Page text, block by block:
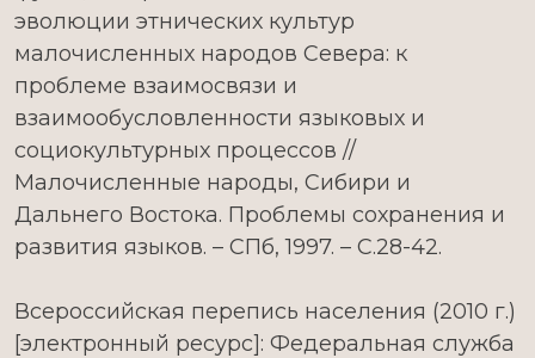
эволюции этнических культур
малочисленных народов Севера: к
проблеме взаимосвязи и
взаимообусловленности языковых и
социокультурных процессов //
Малочисленные народы, Сибири и
Дальнего Востока. Проблемы сохранения и
развития языков. – СПб, 1997. – С.28-42.
Всероссийская перепись населения (2010 г.)
[электронный ресурс]: Федеральная служба